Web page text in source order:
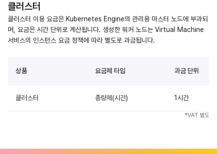
클러스터
클러스터 이용 요금은 Kubernetes Engine의 관리용 마스터 노드에 부과되
며, 요금은 시간 단위로 계산됩니다. 생성한 워커 노드는 Virtual Machine
서비스의 인스턴스 요금 정책에 따라 별도로 과금됩니다.
상품 요금제 타입 과금 단위
클러스터 종량제(시간) 1시간
*VAT 별도